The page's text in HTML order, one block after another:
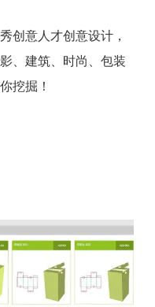
创意人才创意设计，
、建筑、时尚、包装
挖掘！